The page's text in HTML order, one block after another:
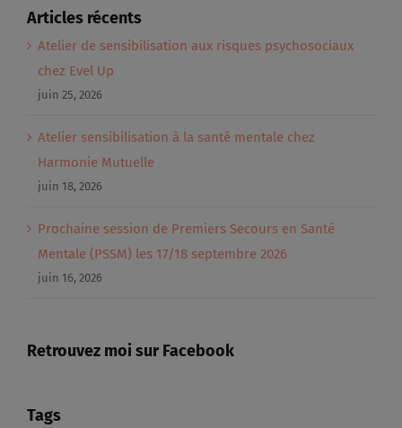
Articles récents
Atelier de sensibilisation aux risques psychosociaux
chez Evel Up
juin 25, 2026
Atelier sensibilisation à la santé mentale chez
Harmonie Mutuelle
juin 18, 2026
Prochaine session de Premiers Secours en Santé
Mentale (PSSM) les 17/18 septembre 2026
juin 16, 2026
Retrouvez moi sur Facebook
Tags